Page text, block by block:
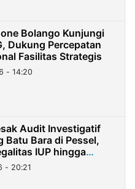
Bolango Kunjungi
Dukung Percepatan
Fasilitas Strategis
- 14:20
Audit Investigatif
Batu Bara di Pessel,
IUP hingga
- 20:21